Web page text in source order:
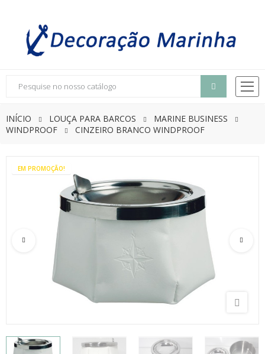
INÍCIO LOUÇA PARA BARCOS
MARINE BUSINESS
WINDPROOF
CINZEIRO BRANCO WINDPROOF
EM PROMOÇÃO!